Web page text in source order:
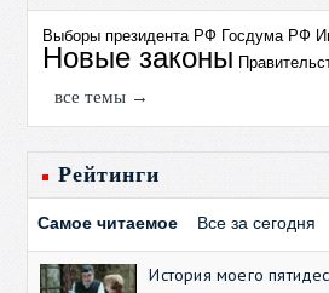
Выборы президента РФ Госдума РФ
Новые законы
все темы →
Рейтинги
Самое читаемое Все за сегодня
История моего